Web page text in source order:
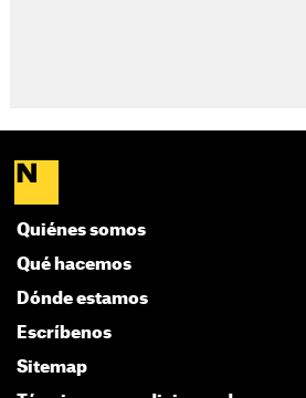
Quiénes somos
Qué hacemos
Dónde estamos
Escríbenos
Sitemap